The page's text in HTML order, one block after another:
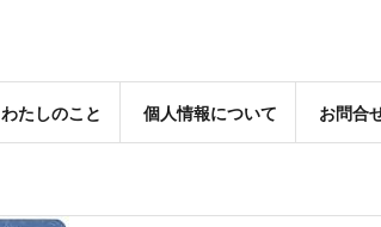
わたしのこと 個人情報について お問合